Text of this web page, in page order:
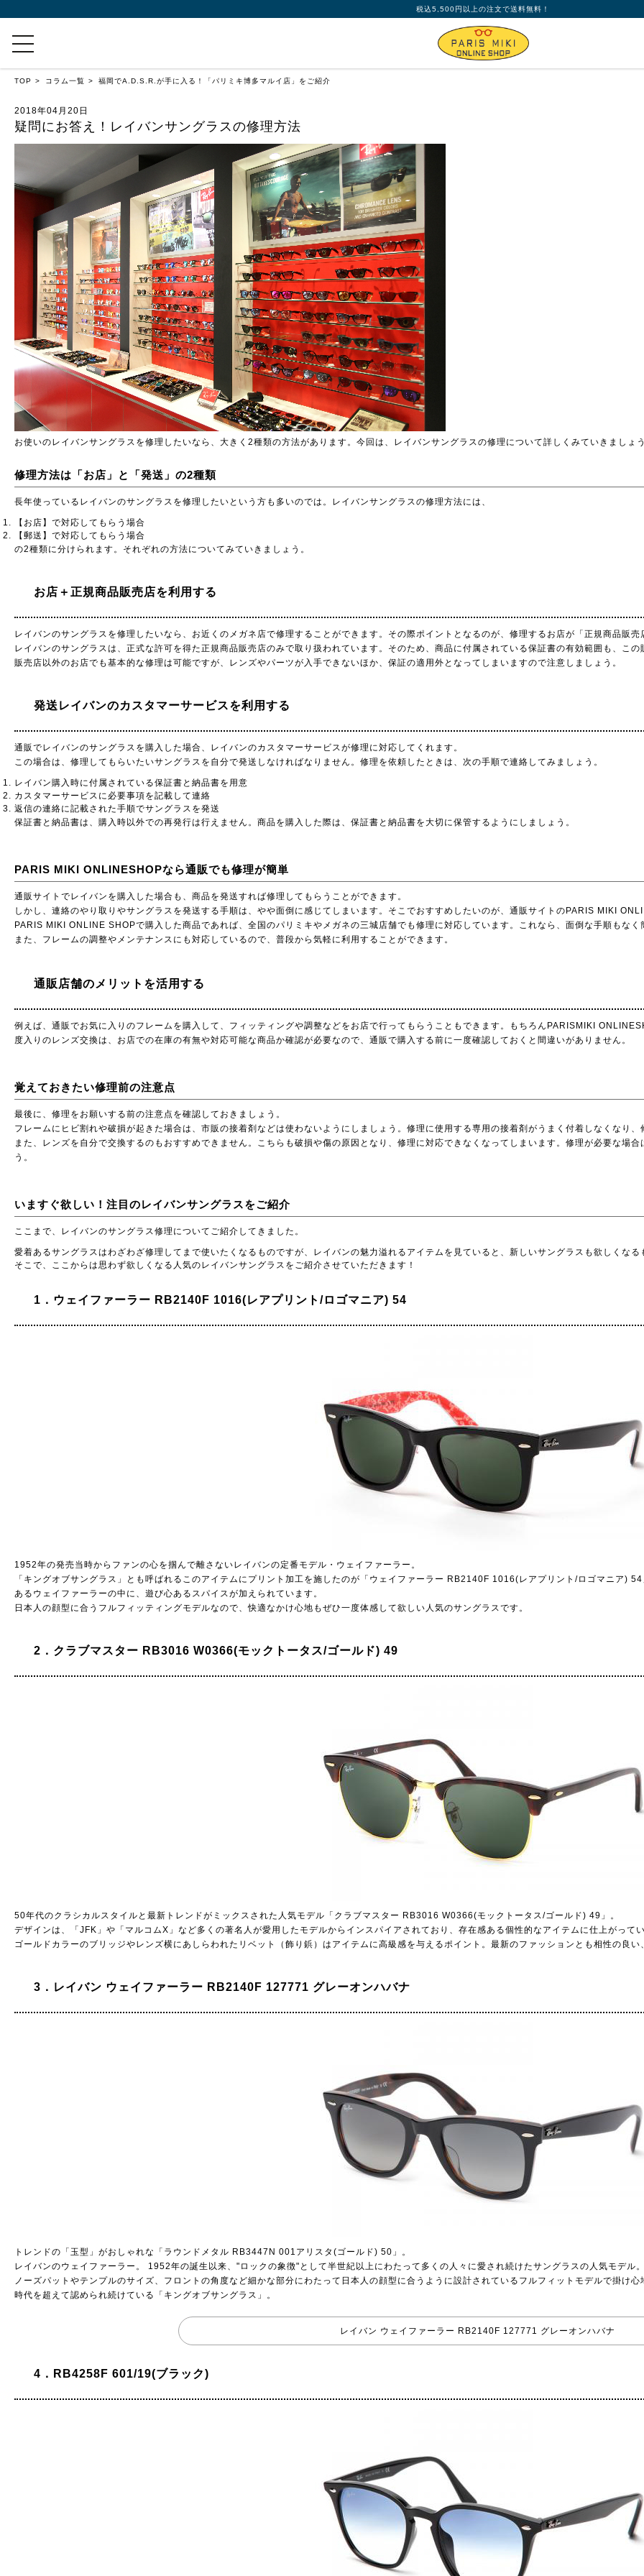
税込5,500円以上の注文で送料無料！
TOP コラム一覧 福岡でA.D.S.R.が手に入る！「パリミキ博多マルイ店」をご紹介
2018年04月20日
疑問にお答え！レイバンサングラスの修理方法
お使いのレイバンサングラスを修理したいなら、大きく2種類の方法があります。今回は、レイバンサングラスの修理について詳しくみていきましょ
修理方法は「お店」と「発送」の2種類
長年使っているレイバンのサングラスを修理したいという方も多いのでは。レイバンサングラスの修理方法には、
【お店】で対応してもらう場合
【郵送】で対応してもらう場合
の2種類に分けられます。それぞれの方法についてみていきましょう。
お店＋正規商品販売店を利用する
レイバンのサングラスを修理したいなら、お近くのメガネ店で修理することができます。その際ポイントとなるのが、修理するお店が「正規商品販売
レイバンのサングラスは、正式な許可を得た正規商品販売店のみで取り扱われています。そのため、商品に付属されている保証書の有効範囲も、こ
販売店以外のお店でも基本的な修理は可能ですが、レンズやパーツが入手できないほか、保証の適用外となってしまいますので注意しましょう。
発送レイバンのカスタマーサービスを利用する
通販でレイバンのサングラスを購入した場合、レイバンのカスタマーサービスが修理に対応してくれます。
この場合は、修理してもらいたいサングラスを自分で発送しなければなりません。修理を依頼したときは、次の手順で連絡してみましょう。
レイバン購入時に付属されている保証書と納品書を用意
カスタマーサービスに必要事項を記載して連絡
返信の連絡に記載された手順でサングラスを発送
保証書と納品書は、購入時以外での再発行は行えません。商品を購入した際は、保証書と納品書を大切に保管するようにしましょう。
PARIS MIKI ONLINESHOPなら通販でも修理が簡単
通販サイトでレイバンを購入した場合も、商品を発送すれば修理してもらうことができます。
しかし、連絡のやり取りやサングラスを発送する手順は、やや面倒に感じてしまいます。そこでおすすめしたいのが、通販サイトのPARIS MIKI
PARIS MIKI ONLINE SHOPで購入した商品であれば、全国のパリミキやメガネの三城店舗でも修理に対応しています。これなら、面倒な手順もなく
また、フレームの調整やメンテナンスにも対応しているので、普段から気軽に利用することができます。
通販店舗のメリットを活用する
例えば、通販でお気に入りのフレームを購入して、フィッティングや調整などをお店で行ってもらうこともできます。もちろんPARISMIKI
度入りのレンズ交換は、お店での在庫の有無や対応可能な商品か確認が必要なので、通販で購入する前に一度確認しておくと間違いがありません。
覚えておきたい修理前の注意点
最後に、修理をお願いする前の注意点を確認しておきましょう。
フレームにヒビ割れや破損が起きた場合は、市販の接着剤などは使わないようにしましょう。修理に使用する専用の接着剤がうまく付着しなくなり
また、レンズを自分で交換するのもおすすめできません。こちらも破損や傷の原因となり、修理に対応できなくなってしまいます。修理が必要な場
う。
いますぐ欲しい！注目のレイバンサングラスをご紹介
ここまで、レイバンのサングラス修理についてご紹介してきました。
愛着あるサングラスはわざわざ修理してまで使いたくなるものですが、レイバンの魅力溢れるアイテムを見ていると、新しいサングラスも欲しくなる
そこで、ここからは思わず欲しくなる人気のレイバンサングラスをご紹介させていただきます！
1．ウェイファーラー RB2140F 1016(レアプリント/ロゴマニア) 54
1952年の発売当時からファンの心を掴んで離さないレイバンの定番モデル・ウェイファーラー。
「キングオブサングラス」とも呼ばれるこのアイテムにプリント加工を施したのが「ウェイファーラー RB2140F 1016(レアプリント/ロゴマニア)
あるウェイファーラーの中に、遊び心あるスパイスが加えられています。
日本人の顔型に合うフルフィッティングモデルなので、快適なかけ心地もぜひ一度体感して欲しい人気のサングラスです。
2．クラブマスター RB3016 W0366(モックトータス/ゴールド) 49
50年代のクラシカルスタイルと最新トレンドがミックスされた人気モデル「クラブマスター RB3016 W0366(モックトータス/ゴールド) 49」。
デザインは、「JFK」や「マルコムX」など多くの著名人が愛用したモデルからインスパイアされており、存在感ある個性的なアイテムに仕上がって
ゴールドカラーのブリッジやレンズ横にあしらわれたリベット（飾り鋲）はアイテムに高級感を与えるポイント。最新のファッションとも相性の良
3．レイバン ウェイファーラー RB2140F 127771 グレーオンハバナ
トレンドの「玉型」がおしゃれな「ラウンドメタル RB3447N 001アリスタ(ゴールド) 50」。
レイバンのウェイファーラー。 1952年の誕生以来、"ロックの象徴"として半世紀以上にわたって多くの人々に愛され続けたサングラスの人気モデル
ノーズパットやテンプルのサイズ、フロントの角度など細かな部分にわたって日本人の顔型に合うように設計されているフルフィットモデルで掛け心
時代を超えて認められ続けている「キングオブサングラス」。
レイバン ウェイファーラー RB2140F 127771 グレーオンハバナ
4．RB4258F 601/19(ブラック)